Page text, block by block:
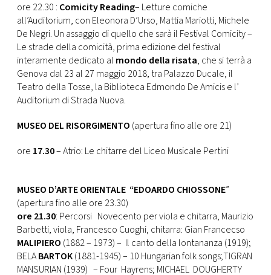
ore 22.30 : Comicity Reading– Letture comiche
all’Auditorium, con Eleonora D’Urso, Mattia Mariotti, Michele
De Negri. Un assaggio di quello che sarà il Festival Comicity –
Le strade della comicità, prima edizione del festival
interamente dedicato al mondo della risata, che si terrà a
Genova dal 23 al 27 maggio 2018, tra Palazzo Ducale, il
Teatro della Tosse, la Biblioteca Edmondo De Amicis e l’
Auditorium di Strada Nuova.
MUSEO DEL RISORGIMENTO (apertura fino alle ore 21)
ore 17.30– Atrio: Le chitarre del Liceo Musicale Pertini
MUSEO D’ARTE ORIENTALE “EDOARDO CHIOSSONE”
(apertura fino alle ore 23.30)
ore 21.30: Percorsi Novecento per viola e chitarra, Maurizio
Barbetti, viola, Francesco Cuoghi, chitarra: Gian Francecso
MALIPIERO (1882 – 1973) – Il canto della lontananza (1919);
BELABARTOK(1881-1945) – 10 Hungarian folk songs;TIGRAN
MANSURIAN (1939) – Four Hayrens; MICHAEL DOUGHERTY